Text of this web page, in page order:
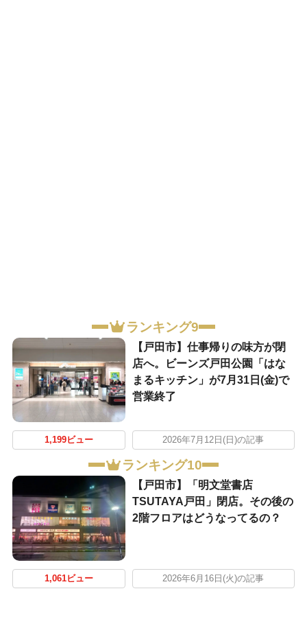
ランキング9
【戸田市】仕事帰りの味方が閉
店へ。ビーンズ戸田公園「はな
まるキッチン」が7月31日(金)で
営業終了
1,199ビュー 2026年7月12日(日)の記事
ランキング10
【戸田市】「明文堂書店
TSUTAYA戸田」閉店。その後の
2階フロアはどうなってるの？
1,061ビュー 2026年6月16日(火)の記事